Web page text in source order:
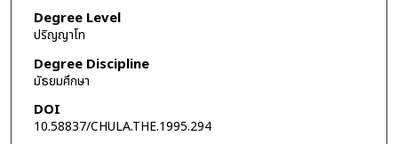
Degree Level
ปริญญาโท
Degree Discipline
มัธยมศึกษา
DOI
10.58837/CHULA.THE.1995.294